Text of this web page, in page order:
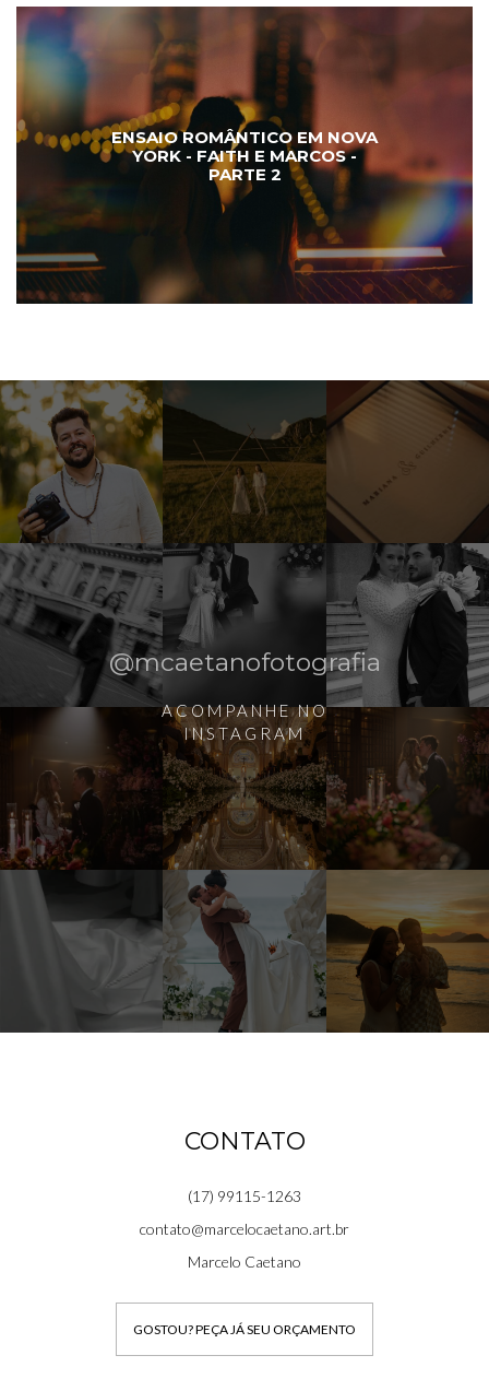
ENSAIO ROMÂNTICO EM NOVA
YORK - FAITH E MARCOS -
PARTE 2
@mcaetanofotografia
ACOMPANHE NO
INSTAGRAM
CONTATO
(17) 99115-1263
contato@marcelocaetano.art.br
Marcelo Caetano
GOSTOU? PEÇA JÁ SEU ORÇAMENTO